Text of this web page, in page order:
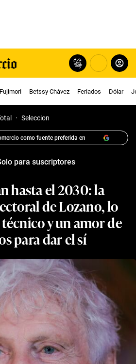
Betssy Chávez Feriados Dólar
· Seleccion
como fuente preferida en
para suscriptores
hasta el 2030: la
de Lozano, lo
y un amor de
para dar el sí